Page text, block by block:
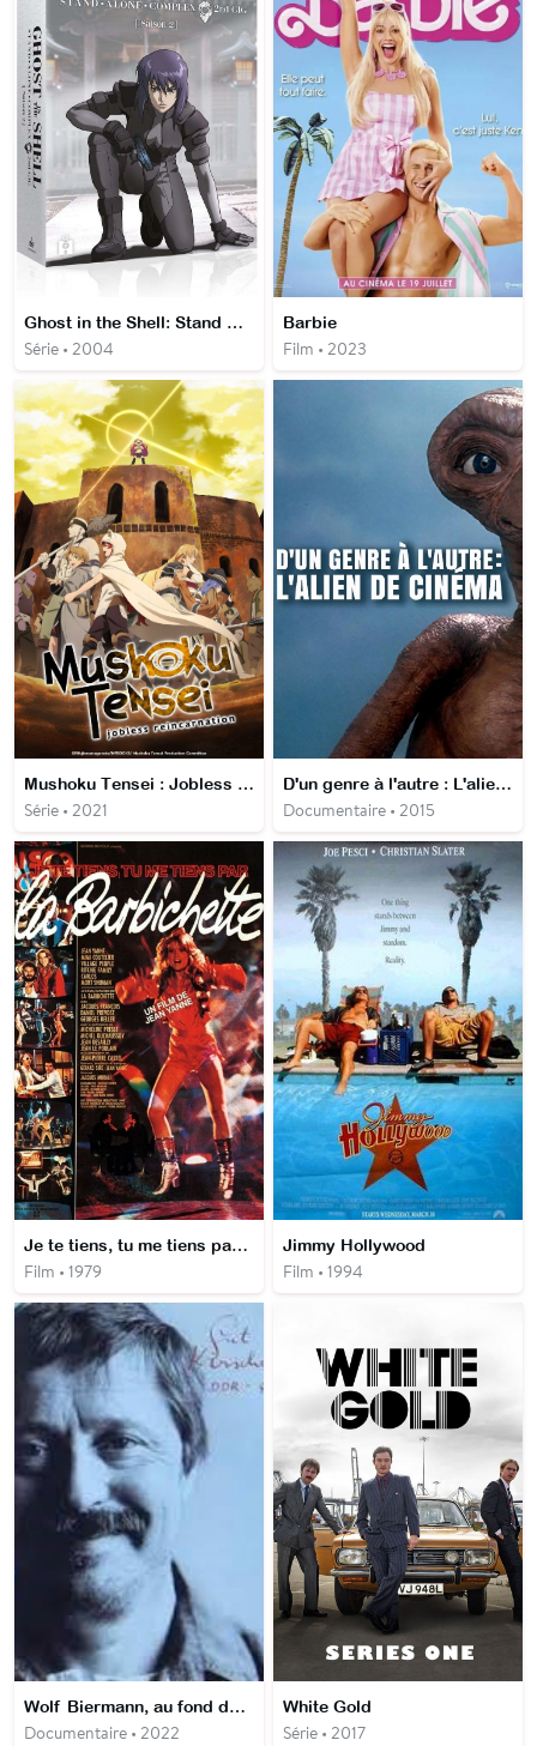
Ghost in the Shell: Stand Alone Complex 2nd GIG
Série • 2004
Barbie
Film • 2023
Mushoku Tensei : Jobless Reincarnation
Série • 2021
D'un genre à l'autre : L'alien de cinéma
Documentaire • 2015
Je te tiens, tu me tiens par la barbichette
Film • 1979
Jimmy Hollywood
Film • 1994
Wolf Biermann, au fond de sa pensée
Documentaire • 2022
White Gold
Série • 2017